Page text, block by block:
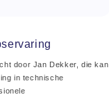
door Jan Dekker, die kan
in technische